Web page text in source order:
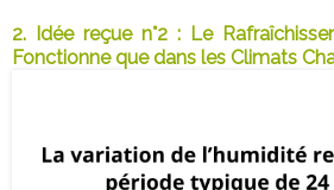
2. Idée reçue n°2 : Le
Fonctionne que dans les Climats